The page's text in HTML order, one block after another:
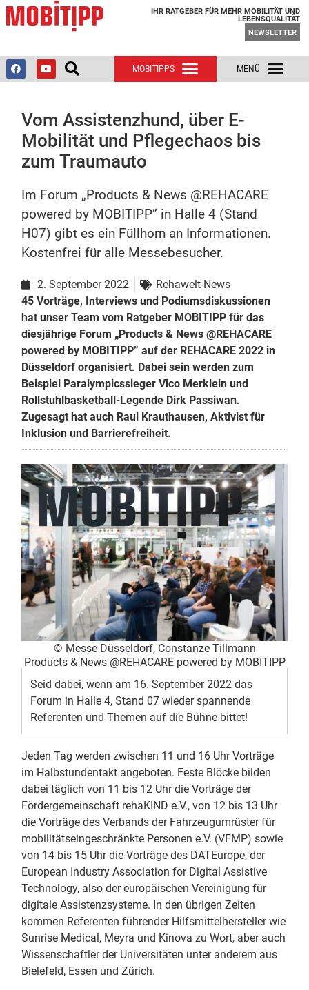
IHR RATGEBER FÜR MEHR MOBILITÄT UND
LEBENSQUALITÄT
NEWSLETTER
Vom Assistenzhund, über E-
Mobilität und Pflegechaos bis
zum Traumauto
Im Forum „Products & News @REHACARE
powered by MOBITIPP” in Halle 4 (Stand
H07) gibt es ein Füllhorn an Informationen.
Kostenfrei für alle Messebesucher.
2. September 2022
Rehawelt-News
45 Vorträge, Interviews und Podiumsdiskussionen
hat unser Team vom Ratgeber MOBITIPP für das
diesjährige Forum „Products & News @REHACARE
powered by MOBITIPP” auf der REHACARE 2022 in
Düsseldorf organisiert. Dabei sein werden zum
Beispiel Paralympicssieger Vico Merklein und
Rollstuhlbasketball-Legende Dirk Passiwan.
Zugesagt hat auch Raul Krauthausen, Aktivist für
Inklusion und Barrierefreiheit.
© Messe Düsseldorf, Constanze Tillmann
Products & News @REHACARE powered by MOBITIPP
Seid dabei, wenn am 16. September 2022 das
Forum in Halle 4, Stand 07 wieder spannende
Referenten und Themen auf die Bühne bittet!
Jeden Tag werden zwischen 11 und 16 Uhr Vorträge
im Halbstundentakt angeboten. Feste Blöcke bilden
dabei täglich von 11 bis 12 Uhr die Vorträge der
Fördergemeinschaft rehaKIND e.V., von 12 bis 13 Uhr
die Vorträge des Verbands der Fahrzeugumrüster für
mobilitätseingeschränkte Personen e.V. (VFMP) sowie
von 14 bis 15 Uhr die Vorträge des DATEurope, der
European Industry Association for Digital Assistive
Technology, also der europäischen Vereinigung für
digitale Assistenzsysteme. In den übrigen Zeiten
kommen Referenten führender Hilfsmittelhersteller wie
Sunrise Medical, Meyra und Kinova zu Wort, aber auch
Wissenschaftler der Universitäten unter anderem aus
Bielefeld, Essen und Zürich.